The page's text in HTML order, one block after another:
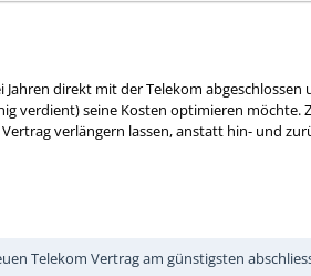
direkt mit der Telekom
verdient) seine Kosten optimieren möchte.
verlängern lassen, anstatt hin- und
Telekom Vertrag am günstigsten